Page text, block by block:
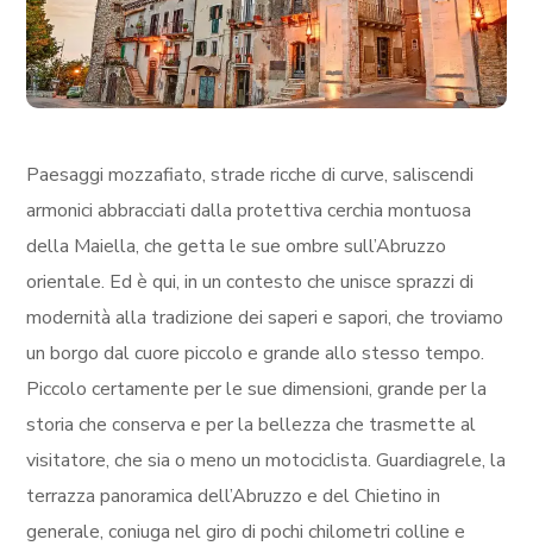
Paesaggi mozzafiato, strade ricche di curve, saliscendi
armonici abbracciati dalla protettiva cerchia montuosa
della Maiella, che getta le sue ombre sull’Abruzzo
orientale. Ed è qui, in un contesto che unisce sprazzi di
modernità alla tradizione dei saperi e sapori, che troviamo
un borgo dal cuore piccolo e grande allo stesso tempo.
Piccolo certamente per lesue dimensioni, grande per la
storia che conserva e per la bellezza che trasmette al
visitatore, che sia o meno un motociclista. Guardiagrele, la
terrazza panoramica dell’Abruzzo e del Chietino in
generale, coniuga nel giro di pochi chilometri colline e